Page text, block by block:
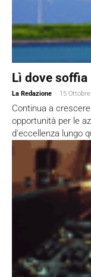
Lì dove
La Redazione - 15
Continua a
opportunità per le
d'eccellenza lungo